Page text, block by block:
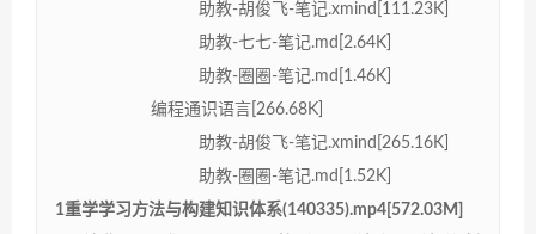
助教-胡俊飞-笔记.xmind[111.23K]
助教-七七-笔记.md[2.64K]
助教-圈圈-笔记.md[1.46K]
编程通识语言[266.68K]
助教-胡俊飞-笔记.xmind[265.16K]
助教-圈圈-笔记.md[1.52K]
1重学学习方法与构建知识体系(140335).mp4[572.03M]